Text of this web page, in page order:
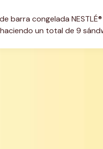
barra congelada
un total de 9